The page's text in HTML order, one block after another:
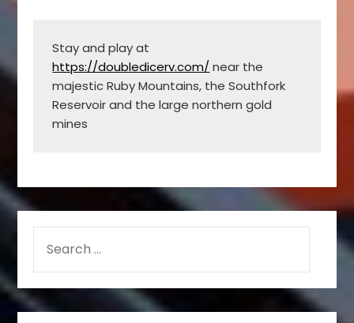
https://doubledicerv.com/ near the
majestic Ruby Mountains, the Southfork
Reservoir and the large northern gold
mines